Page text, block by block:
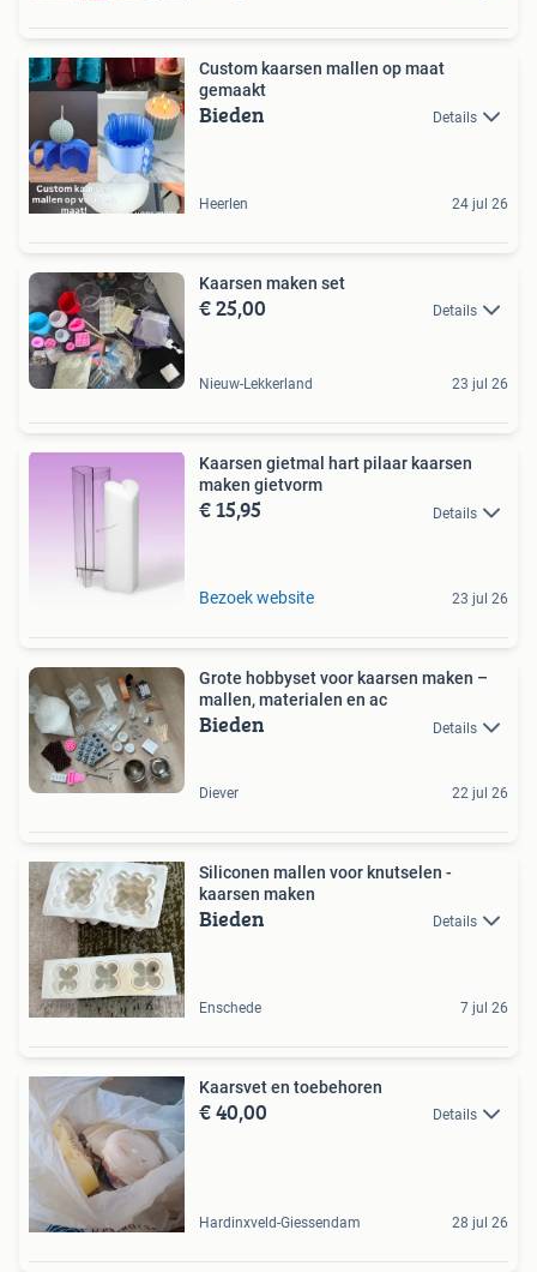
Custom kaarsen mallen op maat
gemaakt
Bieden Details
Heerlen 24 jul 26
Kaarsen maken set
€ 25,00 Details
Nieuw-Lekkerland 23 jul 26
Kaarsen gietmal hart pilaar kaarsen
maken gietvorm
€ 15,95 Details
Bezoek website 23 jul 26
Grote hobbyset voor kaarsen maken –
mallen, materialen en ac
Bieden Details
Diever 22 jul 26
Siliconen mallen voor knutselen -
kaarsen maken
Bieden Details
Enschede 7 jul 26
Kaarsvet en toebehoren
€ 40,00 Details
Hardinxveld-Giessendam 28 jul 26